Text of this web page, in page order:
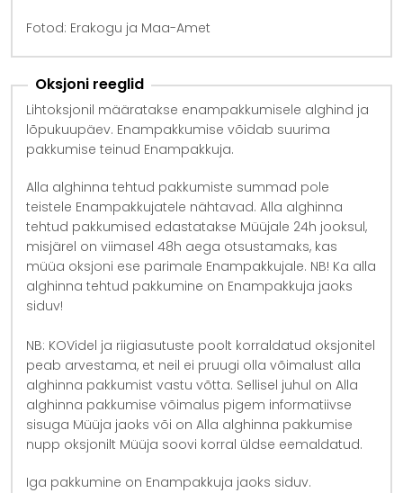
Fotod: Erakogu ja Maa-Amet
Oksjoni reeglid
Lihtoksjonil määratakse enampakkumisele alghind ja
lõpukuupäev. Enampakkumise võidab suurima
pakkumise teinud Enampakkuja.
Alla alghinna tehtud pakkumiste summad pole
teistele Enampakkujatele nähtavad. Alla alghinna
tehtud pakkumised edastatakse Müüjale 24h jooksul,
misjärel on viimasel 48h aega otsustamaks, kas
müüa oksjoni ese parimale Enampakkujale. NB! Ka alla
alghinna tehtud pakkumine on Enampakkuja jaoks
siduv!
NB: KOVidel ja riigiasutuste poolt korraldatud oksjonitel
peab arvestama, et neil ei pruugi olla võimalust alla
alghinna pakkumist vastu võtta. Sellisel juhul on Alla
alghinna pakkumise võimalus pigem informatiivse
sisuga Müüja jaoks või on Alla alghinna pakkumise
nupp oksjonilt Müüja soovi korral üldse eemaldatud.
Iga pakkumine on Enampakkuja jaoks siduv.